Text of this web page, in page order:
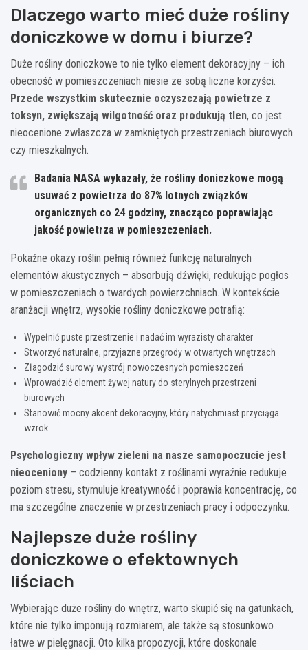
Dlaczego warto mieć duże rośliny
doniczkowe w domu i biurze?
Duże rośliny doniczkowe to nie tylko element dekoracyjny – ich
obecność w pomieszczeniach niesie ze sobą liczne korzyści.
Przede wszystkim skutecznie oczyszczają powietrze z
toksyn, zwiększają wilgotność oraz produkują tlen, co jest
nieocenione zwłaszcza w zamkniętych przestrzeniach biurowych
czy mieszkalnych.
Badania NASA wykazały, że rośliny doniczkowe mogą
usuwać z powietrza do 87% lotnych związków
organicznych co 24 godziny, znacząco poprawiając
jakość powietrza w pomieszczeniach.
Pokaźne okazy roślin pełnią również funkcję naturalnych
elementów akustycznych – absorbują dźwięki, redukując pogłos
w pomieszczeniach o twardych powierzchniach. W kontekście
aranżacji wnętrz, wysokie rośliny doniczkowe potrafią:
Wypełnić puste przestrzenie i nadać im wyrazisty charakter
Stworzyć naturalne, przyjazne przegrody w otwartych wnętrzach
Złagodzić surowy wystrój nowoczesnych pomieszczeń
Wprowadzić element żywej natury do sterylnych przestrzeni
biurowych
Stanowić mocny akcent dekoracyjny, który natychmiast przyciąga
wzrok
Psychologiczny wpływ zieleni na nasze samopoczucie jest
nieoceniony – codzienny kontakt z roślinami wyraźnie redukuje
poziom stresu, stymuluje kreatywność i poprawia koncentrację, co
ma szczególne znaczenie w przestrzeniach pracy i odpoczynku.
Najlepsze duże rośliny
doniczkowe o efektownych
liściach
Wybierając duże rośliny do wnętrz, warto skupić się na gatunkach,
które nie tylko imponują rozmiarem, ale także są stosunkowo
łatwe w pielęgnacji. Oto kilka propozycji, które doskonale